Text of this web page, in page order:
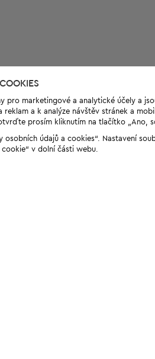
pro marketingové a analytické účely a
a k analýze návštěv stránek a
prosím kliknutím na tlačítko „Ano,
údajů a cookies“. Nastavení
v dolní části webu.